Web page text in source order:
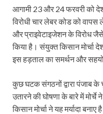
आगामी 23 और 24 फरवरी को
विरोधी चार लेबर कोड को
और प्राइवेटाइजेशन के विरोध जैसे
किया है। संयुक्त किसान मोर्चा
इस हड़ताल का समर्थन और
कुछ घटक संगठनों द्वारा पंजाब के
उतारने की घोषणा के बारे में
किसान मोर्चा ने यह मर्यादा